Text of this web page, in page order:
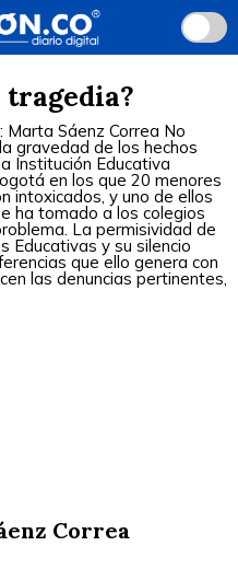
tragedia?
Marta Sáenz Correa No
gravedad de los hechos
Institución Educativa
en los que 20 menores
intoxicados, y uno de ellos
ha tomado a los colegios
La permisividad de
Educativas y su silencio
que ello genera con
las denuncias pertinentes,
Correa